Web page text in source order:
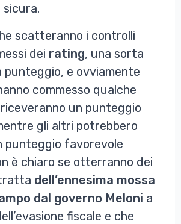
sicura.
scatteranno i controlli
dei rating, una sorta
punteggio, e ovviamente
commesso qualche
un punteggio
gli altri potrebbero
punteggio favorevole
è chiaro se otterranno dei
dell’ennesima mossa
dal governo Meloni a
fiscale e che